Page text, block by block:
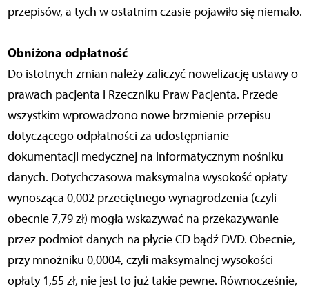
przepisów, a tych w ostatnim czasie pojawiło się niemało.
Obniżona odpłatność
Do istotnych zmian należy zaliczyć nowelizację ustawy o
prawach pacjenta i Rzeczniku Praw Pacjenta. Przede
wszystkim wprowadzono nowe brzmienie przepisu
dotyczącego odpłatności za udostępnianie
dokumentacji medycznej na informatycznym nośniku
danych. Dotychczasowa maksymalna wysokość opłaty
wynosząca 0,002 przeciętnego wynagrodzenia (czyli
obecnie 7,79 zł) mogła wskazywać na przekazywanie
przez podmiot danych na płycie CD bądź DVD. Obecnie,
przy mnożniku 0,0004, czyli maksymalnej wysokości
opłaty 1,55 zł, nie jest to już takie pewne. Równocześnie,